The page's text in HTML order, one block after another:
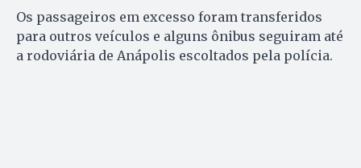
Os passageiros em excesso foram transferidos
para outros veículos e alguns ônibus seguiram até
a rodoviária de Anápolis escoltados pela polícia.